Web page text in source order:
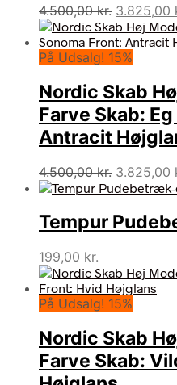
4.500,00kr. Den
pris
var:
3.825,00
På Udsalg! 15%
Nordic Skab
Farve Skab:
Antracit
4.500,00kr. Den
var:
4.500,00
3.825,00
Tempur
199,00 kr.
På Udsalg! 15%
Nordic Skab
Farve Skab: